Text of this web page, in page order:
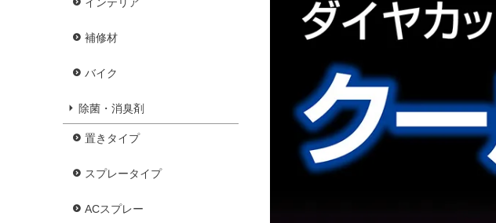
インテリア
補修材
バイク
除菌・消臭剤
置きタイプ
スプレータイプ
ACスプレー